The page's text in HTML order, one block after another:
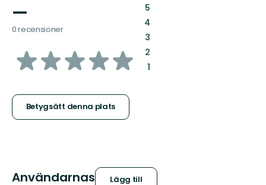
—
0 recensioner
av
stjärnor
Betygsätt denna plats
5:
4:
3:
2:
1:
Användarnas
Lägg till